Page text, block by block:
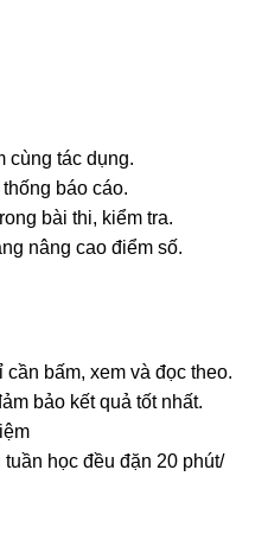
cùng tác dụng.
báo cáo.
bài thi, kiểm tra.
nâng cao điểm số.
cần bấm, xem và đọc theo.
bảo kết quả tốt nhất.
học đều đặn 20 phút/